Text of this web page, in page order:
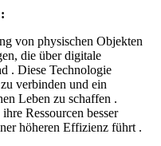
von physischen Objekten
die über digitale
. Diese Technologie
verbinden und ein
Leben zu schaffen .
Ressourcen besser
höheren Effizienz führt .